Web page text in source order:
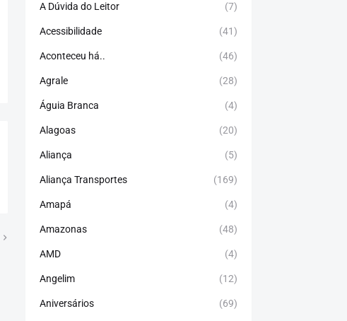
A Dúvida do Leitor (7)
Acessibilidade (41)
Aconteceu há.. (46)
Agrale (28)
Águia Branca (4)
Alagoas (20)
Aliança (5)
Aliança Transportes (169)
Amapá (4)
Amazonas (48)
AMD (4)
Angelim (12)
Aniversários (69)